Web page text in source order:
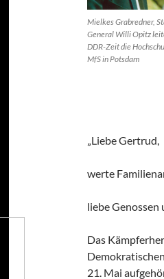
Mielkes Grabredner,
General Willi Opitz
DDR-Zeit die
MfS in Potsdam
„Liebe Gertrud,
werte
liebe Genossen
Das
21. Mai